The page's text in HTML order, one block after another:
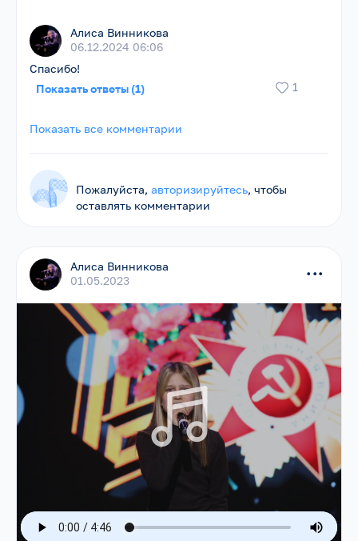
Алиса Винникова
06.12.2024 06:06
Спасибо!
Показать ответы (1)
1
Показать все комментарии
Пожалуйста,авторизируйтесь, чтобы
оставлять комментарии
Алиса Винникова
01.05.2023
...